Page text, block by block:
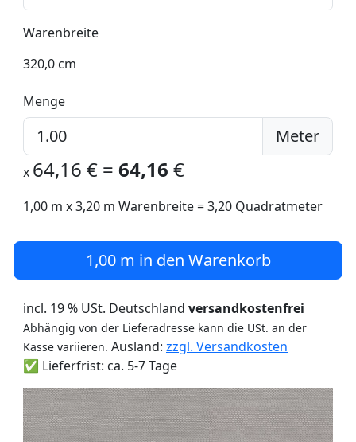
Warenbreite
320,0 cm
Menge
Meter
x 64,16 € = 64,16 €
1,00 m x3,20 m Warenbreite =3,20 Quadratmeter
1,00 m in den Warenkorb
incl. 19 % USt. Deutschland versandkostenfrei
Abhängig von der Lieferadresse kann die USt. an der
Kasse variieren. Ausland: zzgl. Versandkosten
✅ Lieferfrist: ca. 5-7 Tage